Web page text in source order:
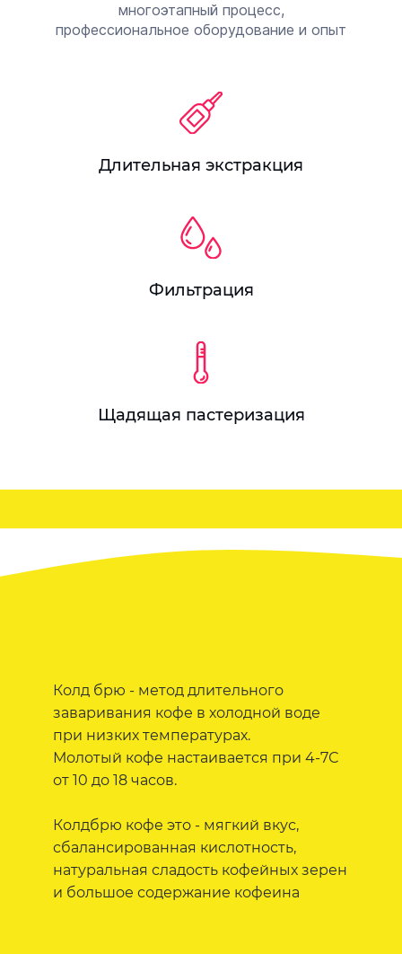
многоэтапный процесс,
профессиональное оборудование и опыт
Длительная экстракция
Фильтрация
Щадящая пастеризация
Колд брю - метод длительного
заваривания кофе в холодной воде
при низких температурах.
Молотый кофе настаивается при 4-7С
от 10 до 18 часов.
Колдбрю кофе это - мягкий вкус,
сбалансированная кислотность,
натуральная сладость кофейных зерен
и большое содержание кофеина